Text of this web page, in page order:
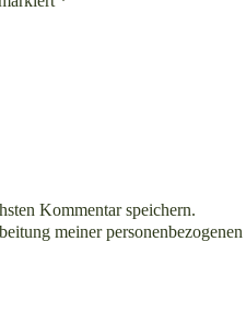
Kommentar speichern.
meiner